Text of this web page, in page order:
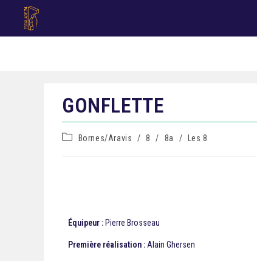
GONFLETTE
Bornes/Aravis / 8 / 8a / Les 8
Équipeur : Pierre Brosseau
Première réalisation : Alain Ghersen